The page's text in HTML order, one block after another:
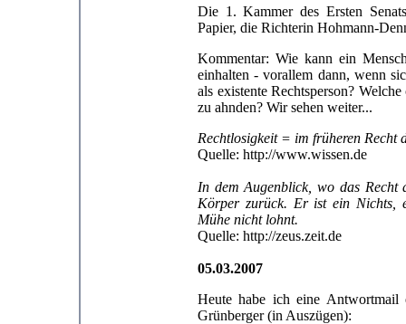
Die 1. Kammer des Ersten
Papier, die Richterin Hohmann-
Kommentar: Wie kann ein
einhalten - vorallem dann, wenn
als existente Rechtsperson?
zu ahnden? Wir sehen weiter...
Rechtlosigkeit = im früheren Recht
Quelle: http://www.wissen.de
In dem Augenblick, wo das Recht
Körper zurück. Er ist ein Nichts,
Mühe nicht lohnt.
Quelle: http://zeus.zeit.de
05.03.2007
Heute habe ich eine Antwortmail
Grünberger (in Auszügen):